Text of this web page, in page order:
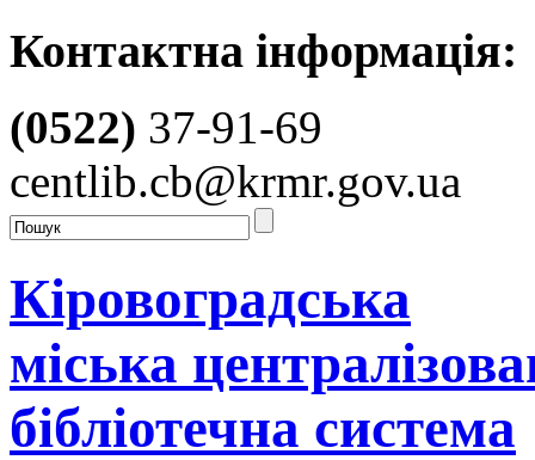
Контактна інформація:
(0522) 37-91-69
centlib.cb@krmr.gov.ua
Кіровоградська
міська
бібліотечна система